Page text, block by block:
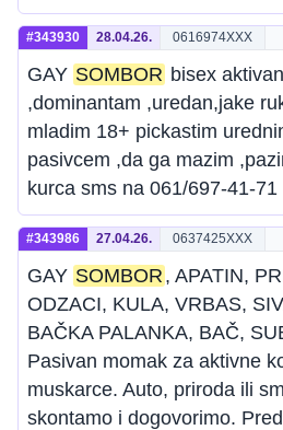
#343930 28.04.26. 0616974XXX
GAY SOMBOR bisex
,dominantam ,uredan,jake
mladim 18+ pickastim
pasivcem ,da ga mazim
kurca sms na 061/697-41-71
#343986 27.04.26. 0637425XXX
GAY SOMBOR , APATIN,
ODZACI, KULA, VRBAS,
BAČKA PALANKA, BAČ,
Pasivan momak za aktivne
muskarce. Auto, priroda ili
skontamo i dogovorimo.